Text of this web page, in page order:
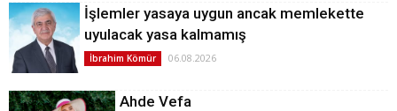
İşlemler yasaya uygun ancak memlekette
uyulacak yasa kalmamış
İbrahim Kömür 06.08.2026
Ahde Vefa